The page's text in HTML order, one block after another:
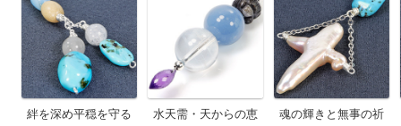
絆を深め平穏を守る
水天需・天からの恵
魂の輝きと無事の祈